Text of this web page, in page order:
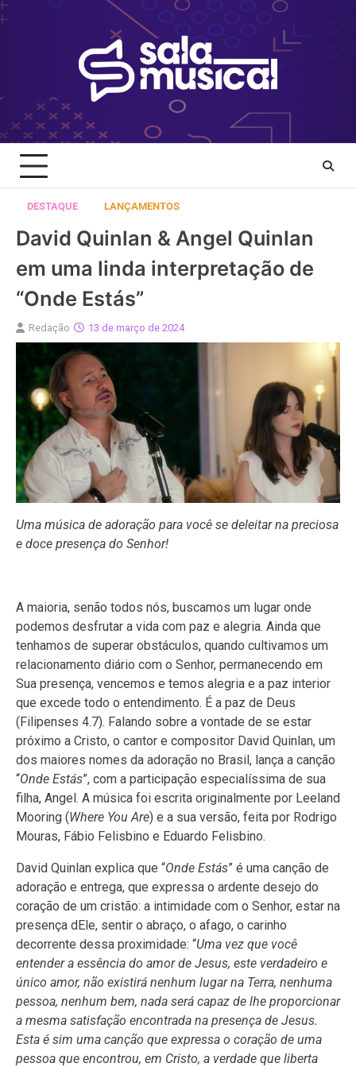
Skip
to
DESTAQUE LANÇAMENTOS
David Quinlan & Angel Quinlan
em uma linda interpretação de
“Onde Estás”
Redação 13 de março de 2024
Uma música de adoração para você se deleitar na preciosa
e doce presença do Senhor!
A maioria, senão todos nós, buscamos um lugar onde
podemos desfrutar a vida com paz e alegria. Ainda que
tenhamos de superar obstáculos, quando cultivamos um
relacionamento diário com o Senhor, permanecendo em
Sua presença, vencemos e temos alegria e a paz interior
que excede todo o entendimento. É a paz de Deus
(Filipenses 4.7). Falando sobre a vontade de se estar
próximo a Cristo, o cantor e compositor David Quinlan, um
dos maiores nomes da adoração no Brasil, lança a canção
“Onde Estás”, com a participação especialíssima de sua
filha, Angel. A música foi escrita originalmente por Leeland
Mooring (Where You Are) e a sua versão, feita por Rodrigo
Mouras, Fábio Felisbino e Eduardo Felisbino.
David Quinlan explica que “Onde Estás” é uma canção de
adoração e entrega, que expressa o ardente desejo do
coração de um cristão: a intimidade com o Senhor, estar na
presença dEle, sentir o abraço, o afago, o carinho
decorrente dessa proximidade: “Uma vez que você
entender a essência do amor de Jesus, este verdadeiro e
único amor, não existirá nenhum lugar na Terra, nenhuma
pessoa, nenhum bem, nada será capaz de lhe proporcionar
a mesma satisfação encontrada na presença de Jesus.
Esta é sim uma canção que expressa o coração de uma
pessoa que encontrou, em Cristo, a verdade que liberta